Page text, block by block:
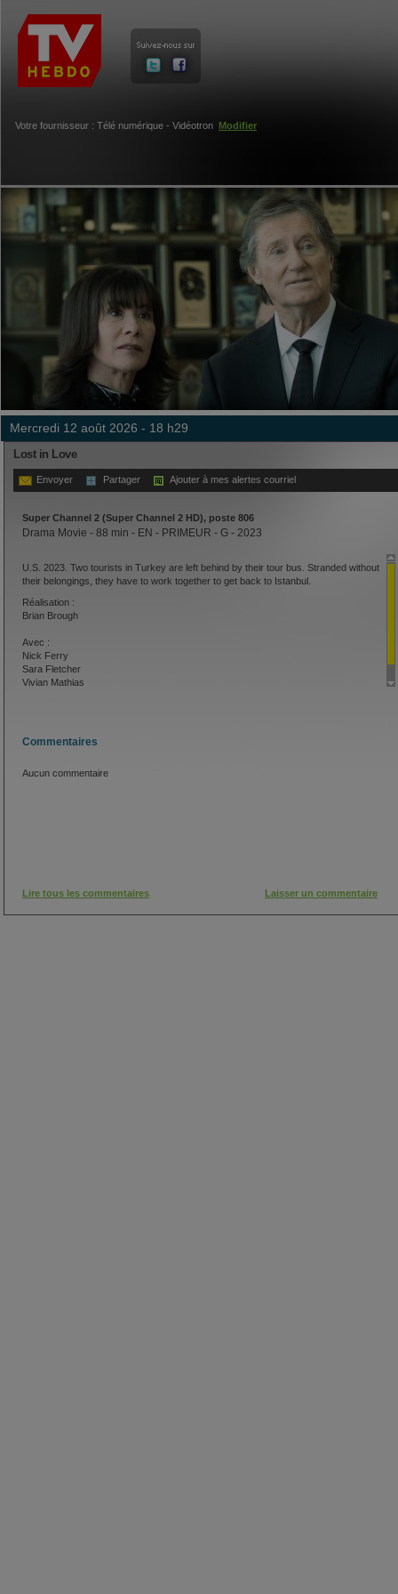
Votre fournisseur : Télé numérique - Vidéotron Modifier
mercredi 12 août 2026 - 18 h29
Lost in Love
Envoyer Partager Ajouter à mes alertes courriel
Super Channel 2 (Super Channel 2 HD), poste 806
Drama Movie - 88 min - EN - PRIMEUR - G - 2023
U.S. 2023. Two tourists in Turkey are left behind by their tour bus. Stranded without
their belongings, they have to work together to get back to Istanbul.
Réalisation :
Brian Brough
Avec :
Nick Ferry
Sara Fletcher
Vivian Mathias
Commentaires
Aucun commentaire
Lire tous les commentaires Laisser un commentaire